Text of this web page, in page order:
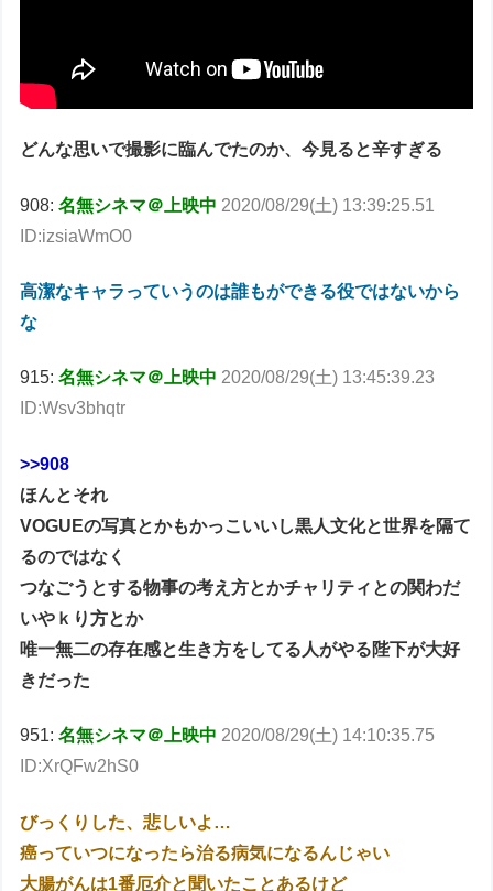
どんな思いで撮影に臨んでたのか、今見ると辛すぎる
908:名無シネマ＠上映中 2020/08/29(土) 13:39:25.51
ID:izsiaWmO0
高潔なキャラっていうのは誰もができる役ではないから
な
915:名無シネマ＠上映中 2020/08/29(土) 13:45:39.23
ID:Wsv3bhqtr
>>908
ほんとそれ
VOGUEの写真とかもかっこいいし黒人文化と世界を隔て
るのではなく
つなごうとする物事の考え方とかチャリティとの関わだ
いやｋり方とか
唯一無二の存在感と生き方をしてる人がやる陛下が大好
きだった
951:名無シネマ＠上映中 2020/08/29(土) 14:10:35.75
ID:XrQFw2hS0
びっくりした、悲しいよ…
癌っていつになったら治る病気になるんじゃい
大腸がんは1番厄介と聞いたことあるけど